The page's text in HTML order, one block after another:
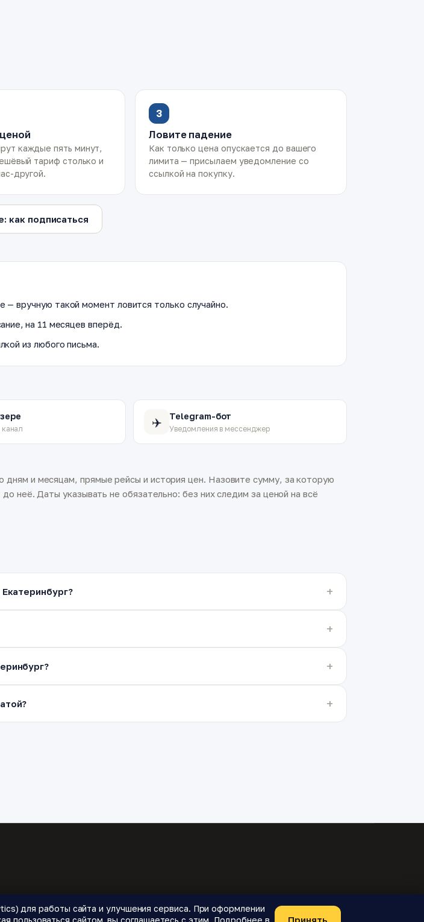
каждые пять минут,
тариф столько и
другой.
3
Ловите падение
Как только цена опускается до вашего
лимита — присылаем уведомление со
ссылкой на покупку.
как подписаться
вручную такой момент ловится только случайно.
на 11 месяцев вперёд.
из любого письма.
✈️ Telegram-бот
Уведомления в мессенджер
и месяцам, прямые рейсы и история цен. Назовите сумму, за которую
неё. Даты указывать не обязательно: без них следим за ценой на всё
для работы сайта и улучшения сервиса. При оформлении
пользоваться сайтом, вы соглашаетесь с этим. Подробнее в
Принять